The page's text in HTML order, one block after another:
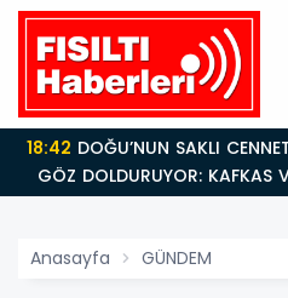
18:26Fısıltı Haberleri Iğdır Tanıtımları Devam Ediyor:
Türkiye’nin Doğu Kapısı
Anasayfa GÜNDEM